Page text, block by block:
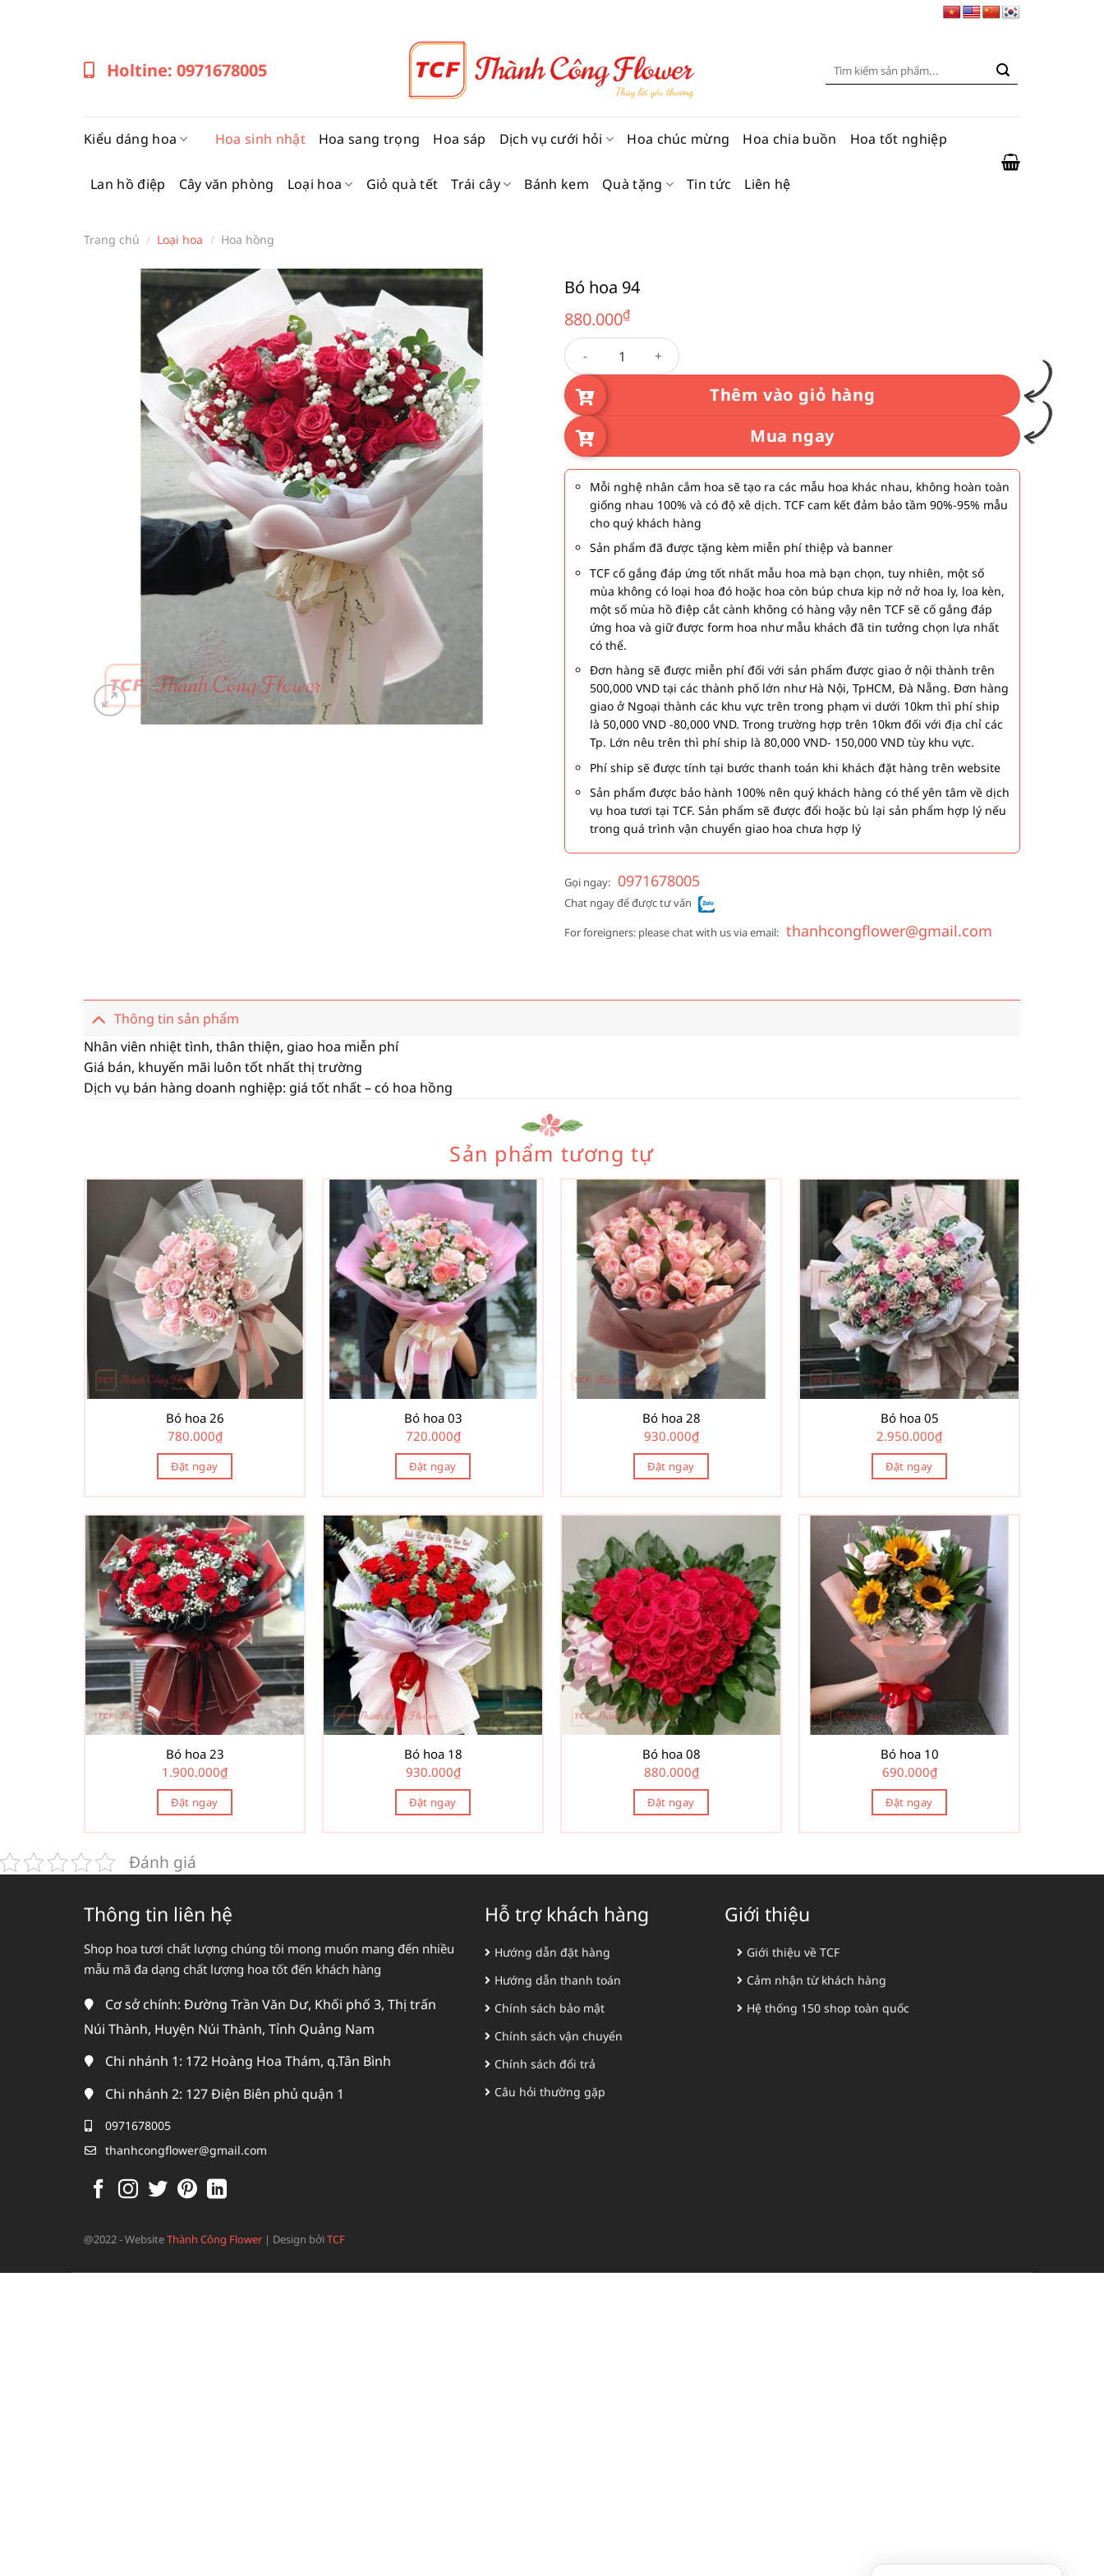
Holtine: 0971678005
Tìm
Kiểu dáng hoa Hoa sinh nhật Hoa sang trọng Hoa sáp Dịch vụ cưới hỏi Hoa chúc mừng Hoa chia buồn Hoa tốt nghiệp
Lan hồ điệp Cây văn phòng Loại hoa Giỏ quà tết Trái cây Bánh kem Quà tặng Tin tức Liên hệ
Trang chủ / Loại hoa / Hoa hồng
Bó hoa 94
880.000₫
Bó hoa 94 số lượng
Thêm vào giỏ hàng
Mua ngay
Mỗi nghệ nhân cắm hoa sẽ tạo ra các mẫu hoa khác nhau, không hoàn toàn
giống nhau 100% và có độ xê dịch. TCF cam kết đảm bảo tầm 90%-95% mẫu
cho quý khách hàng
Sản phẩm đã được tặng kèm miễn phí thiệp và banner
TCF cố gắng đáp ứng tốt nhất mẫu hoa mà bạn chọn, tuy nhiên, một số
mùa không có loại hoa đó hoặc hoa còn búp chưa kịp nở nở hoa ly, loa kèn,
một số mùa hồ điệp cắt cành không có hàng vậy nên TCF sẽ cố gắng đáp
ứng hoa và giữ được form hoa như mẫu khách đã tin tưởng chọn lựa nhất
có thể.
Đơn hàng sẽ được miễn phí đối với sản phẩm được giao ở nội thành trên
500,000 VND tại các thành phố lớn như Hà Nội, TpHCM, Đà Nẵng. Đơn hàng
giao ở Ngoại thành các khu vực trên trong phạm vi dưới 10km thì phí ship
là 50,000 VND -80,000 VND. Trong trường hợp trên 10km đối với địa chỉ các
Tp. Lớn nêu trên thì phí ship là 80,000 VND- 150,000 VND tùy khu vực.
Phí ship sẽ được tính tại bước thanh toán khi khách đặt hàng trên website
Sản phẩm được bảo hành 100% nên quý khách hàng có thể yên tâm về dịch
vụ hoa tươi tại TCF. Sản phẩm sẽ được đổi hoặc bù lại sản phẩm hợp lý nếu
trong quá trình vận chuyển giao hoa chưa hợp lý
Gọi ngay: 0971678005
Chat ngay để được tư vấn
For foreigners: please chat with us via email: thanhcongflower@gmail.com
Thông tin sản phẩm
Nhân viên nhiệt tình, thân thiện, giao hoa miễn phí
Giá bán, khuyến mãi luôn tốt nhất thị trường
Dịch vụ bán hàng doanh nghiệp: giá tốt nhất – có hoa hồng
Sản phẩm tương tự
Bó hoa 26
780.000₫
Đặt ngay
Bó hoa 03
720.000₫
Đặt ngay
Bó hoa 28
930.000₫
Đặt ngay
Bó hoa 05
2.950.000₫
Đặt ngay
Bó hoa 23
1.900.000₫
Đặt ngay
Bó hoa 18
930.000₫
Đặt ngay
Bó hoa 08
880.000₫
Đặt ngay
Bó hoa 10
690.000₫
Đặt ngay
Đánh giá
Thông tin liên hệ
Shop hoa tươi chất lượng chúng tôi mong muốn mang đến nhiều
mẫu mã đa dạng chất lượng hoa tốt đến khách hàng
Cơ sở chính: Đường Trần Văn Dư, Khối phố 3, Thị trấn
Núi Thành, Huyện Núi Thành, Tỉnh Quảng Nam
Chi nhánh 1: 172 Hoàng Hoa Thám, q.Tân Bình
Chi nhánh 2: 127 Điện Biên phủ quận 1
0971678005
thanhcongflower@gmail.com
Hỗ trợ khách hàng
Hướng dẫn đặt hàng
Hướng dẫn thanh toán
Chính sách bảo mật
Chính sách vận chuyển
Chính sách đổi trả
Câu hỏi thường gặp
Giới thiệu
Giới thiệu về TCF
Cảm nhận từ khách hàng
Hệ thống 150 shop toàn quốc
@2022 - WebsiteThành Công Flower | Design bởiTCF